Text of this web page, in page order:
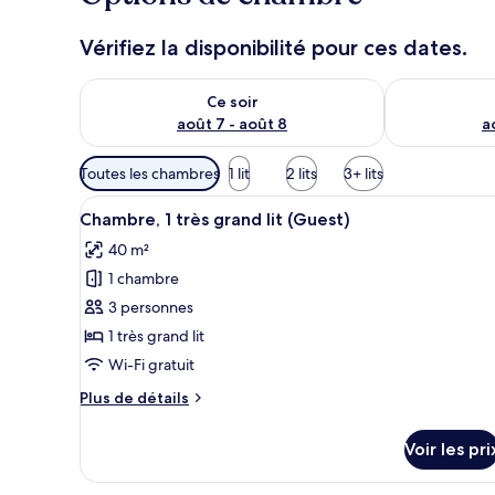
Vérifiez la disponibilité pour ces dates.
Ce soir
août 7 - août 8
Vérifier la disponibilité pour ce soir août 7 - août 8
Vérifier la
Filtres
disponibles
pour
les
chambres
Toutes les chambres 1 lit 2 lits 3+ lits
Afficher
toutes
les
photos
pour
ce
type
chambre :
très
Un jardin japonais
8
Chambre, 1 très grand lit (Guest)
40 m²
1 chambre
3 personnes
1 très grand lit
Wi-Fi gratuit
Plus de détails
Plus
le
Voir les